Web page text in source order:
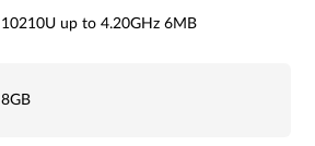
10210U up to 4.20GHz 6MB
8GB